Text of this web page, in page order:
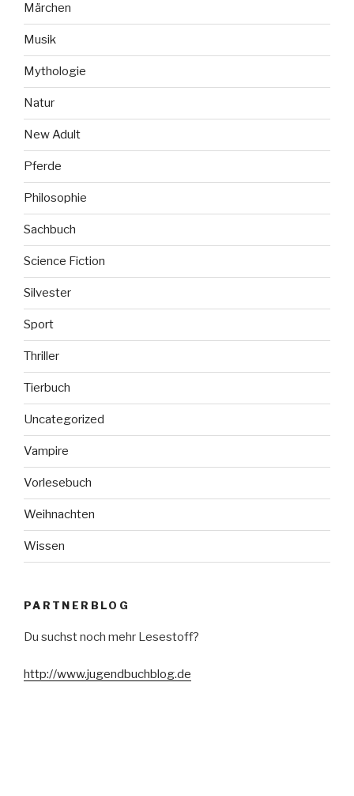
Märchen
Musik
Mythologie
Natur
New Adult
Pferde
Philosophie
Sachbuch
Science Fiction
Silvester
Sport
Thriller
Tierbuch
Uncategorized
Vampire
Vorlesebuch
Weihnachten
Wissen
PARTNERBLOG
Du suchst noch mehr Lesestoff?
http://www.jugendbuchblog.de